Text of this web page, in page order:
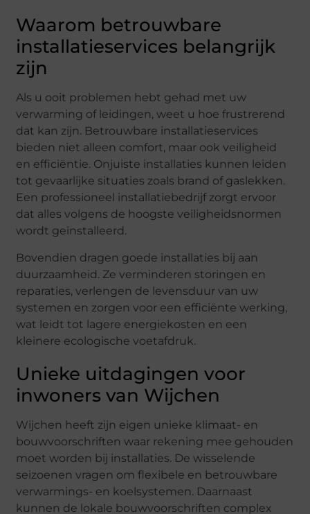
Waarom betrouwbare
installatieservices belangrijk
zijn
Als u ooit problemen hebt gehad met uw
verwarming of leidingen, weet u hoe frustrerend
dat kan zijn. Betrouwbare installatieservices
bieden niet alleen comfort, maar ook veiligheid
en efficiëntie. Onjuiste installaties kunnen leiden
tot gevaarlijke situaties zoals brand of gaslekken.
Een professioneel installatiebedrijf zorgt ervoor
dat alles volgens de hoogste veiligheidsnormen
wordt geïnstalleerd.
Bovendien dragen goede installaties bij aan
duurzaamheid. Ze verminderen storingen en
reparaties, verlengen de levensduur van uw
systemen en zorgen voor een efficiënte werking,
wat leidt tot lagere energiekosten en een
kleinere ecologische voetafdruk.
Unieke uitdagingen voor
inwoners van Wijchen
Wijchen heeft zijn eigen unieke klimaat- en
bouwvoorschriften waar rekening mee gehouden
moet worden bij installaties. De wisselende
seizoenen vragen om flexibele en betrouwbare
verwarmings- en koelsystemen. Daarnaast
kunnen de lokale bouwvoorschriften complex